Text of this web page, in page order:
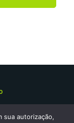
sua autorização,